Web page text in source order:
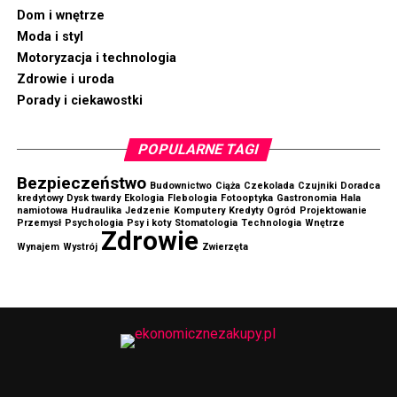
RELATED TOPICS:
UP NEXT
Regały paletowe – na co zwrócić uwagę przy wyborze
systemu?
DON'T MISS
Dom i wnętrze
Moda i styl
Motoryzacja i technologia
Zdrowie i uroda
Porady i ciekawostki
POPULARNE TAGI
Bezpieczeństwo Budownictwo Ciąża Czekolada Czujniki Doradca
kredytowy Dysk twardy Ekologia Flebologia Fotooptyka Gastronomia Hala
namiotowa Hudraulika Jedzenie Komputery Kredyty Ogród Projektowanie
Przemysł Psychologia Psy i koty Stomatologia Technologia Wnętrze
Wynajem Wystrój Zdrowie Zwierzęta